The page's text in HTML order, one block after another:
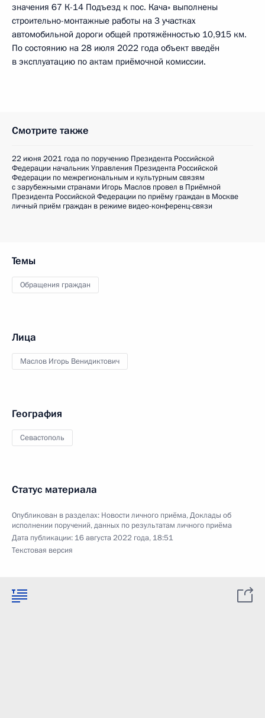
значения 67 К-14 Подъезд к пос. Кача» выполнены
строительно-монтажные работы на 3 участках
автомобильной дороги общей протяжённостью 10,915 км.
По состоянию на 28 июля 2022 года объект введён
в эксплуатацию по актам приёмочной комиссии.
Смотрите также
22 июня 2021 года по поручению Президента Российской
Федерации начальник Управления Президента Российской
Федерации по межрегиональным и культурным связям
с зарубежными странами Игорь Маслов провел в Приёмной
Президента Российской Федерации по приёму граждан в Москве
личный приём граждан в режиме видео-конференц-связи
Темы
Обращения граждан
Лица
Маслов Игорь Венидиктович
География
Севастополь
Статус материала
Опубликован в разделах: Новости личного приёма,Доклады об
исполнении поручений, данных по результатам личного приёма
Дата публикации: 16 августа 2022 года, 18:51
Текстовая версия